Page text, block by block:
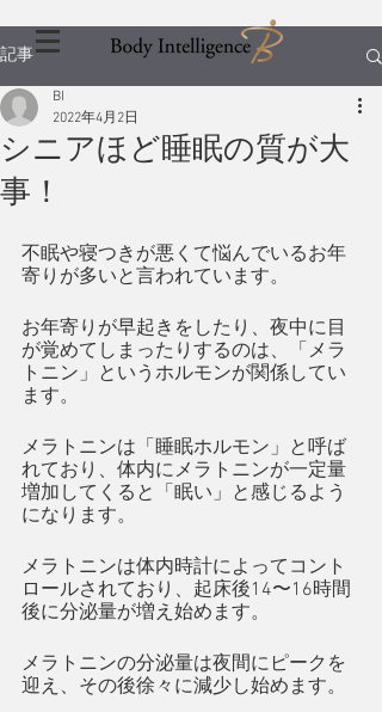
記事
シニアほど睡眠の質が大
事！
BI
2022年4月2日
不眠や寝つきが悪くて悩んでいるお年
寄りが多いと言われています。
お年寄りが早起きをしたり、夜中に目
が覚めてしまったりするのは、「メラ
トニン」というホルモンが関係してい
ます。
メラトニンは「睡眠ホルモン」と呼ば
れており、体内にメラトニンが一定量
増加してくると「眠い」と感じるよう
になります。
メラトニンは体内時計によってコント
ロールされており、起床後14〜16時間
後に分泌量が増え始めます。
メラトニンの分泌量は夜間にピークを
迎え、その後徐々に減少し始めます。